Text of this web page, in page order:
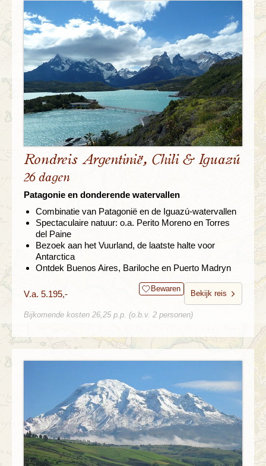
Rondreis Argentinië, Chili & Iguazú
26 dagen
Patagonie en donderende watervallen
Combinatie van Patagonië en de Iguazú-watervallen
Spectaculaire natuur: o.a. Perito Moreno en Torres
del Paine
Bezoek aan het Vuurland, de laatste halte voor
Antarctica
Ontdek Buenos Aires, Bariloche en Puerto Madryn
V.a. 5.195,- Bewaren
Bekijk reis
Bijkomende kosten 26,25 p.p. (o.b.v. 2 personen)